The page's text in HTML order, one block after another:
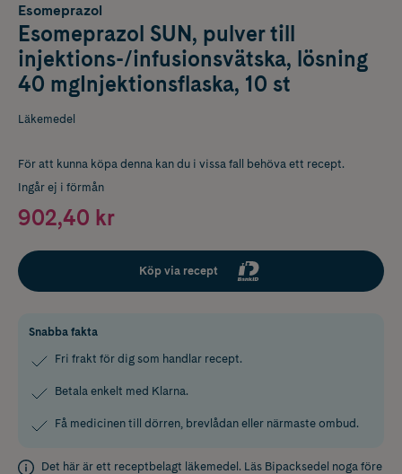
Esomeprazol
Esomeprazol SUN, pulver till
injektions-/infusionsvätska, lösning
40 mgInjektionsflaska, 10 st
Läkemedel
För att kunna köpa denna kan du i vissa fall behöva ett recept.
Ingår ej i förmån
902,40 kr
Köp via recept
Snabba fakta
Fri frakt för dig som handlar recept.
Betala enkelt med Klarna.
Få medicinen till dörren, brevlådan eller närmaste ombud.
Det här är ett receptbelagt läkemedel. Läs Bipacksedel noga före